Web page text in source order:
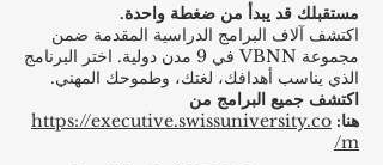
مستقبلك قد يبدأ من ضغطة واحدة.
اكتشف آلاف البرامج الدراسية المقدمة ضمن
مجموعة VBNN في 9 مدن دولية. اختر البرنامج
الذي يناسب أهدافك، لغتك، وطموحك المهني.
اكتشف جميع البرامج من
هنا: https://executive.swissuniversity.co
m/